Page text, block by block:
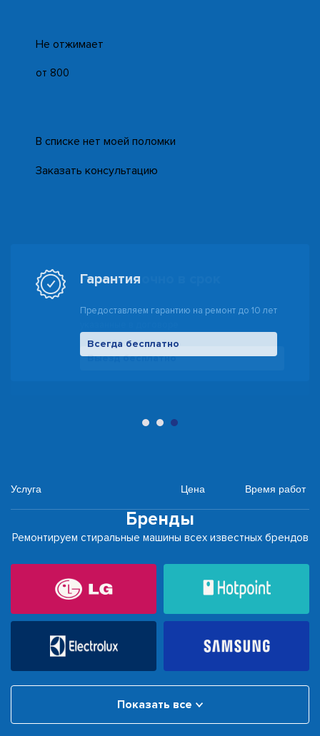
Не отжимает
от 800
В списке нет моей поломки
Заказать консультацию
Гарантия
Предоставляем гарантию на ремонт до 10 лет
Всегда бесплатно
Услуга Цена Время работ
Бренды
Ремонтируем стиральные машины всех известных брендов
Показать все